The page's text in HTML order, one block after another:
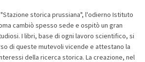
storica prussiana", l'odierno Istituto
cambiò spesso sede e ospitò un gran
I libri, base di ogni lavoro scientifico, si
di queste mutevoli vicende e attestano la
della ricerca storica. La creazione, nel